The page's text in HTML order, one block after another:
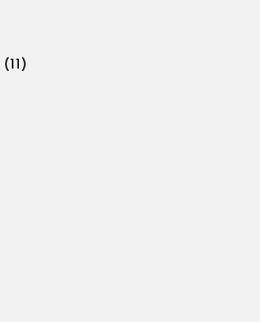
(11)